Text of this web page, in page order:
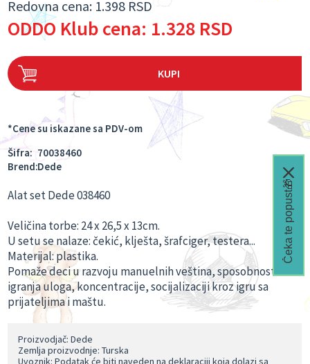
Redovna cena: 1.398 RSD
ODDO Klub cena: 1.328 RSD
KUPI
*Cene su iskazane sa PDV-om
Šifra: 70038460
Brend:Dede
Alat set Dede 038460
Veličina torbe: 24 x 26,5 x 13cm.
U setu se nalaze: čekić, klješta, šrafciger, testera...
Materijal: plastika.
Pomaže deci u razvoju manuelnih veština, sposobnosti
igranja uloga, koncentracije, socijalizaciji kroz igru sa
prijateljima i maštu.
Proizvodjač: Dede
Zemlja proizvodnje: Turska
Uvoznik: Podatak će biti naveden na deklaraciji koja dolazi sa
Čeka te popust🎁